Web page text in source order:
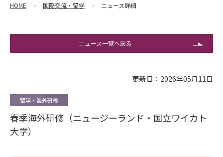
HOME 国際交流・留学 ニュース詳細
ニュース一覧へ戻る
更新日：2026年05月11日
留学・海外研修
春季海外研修（ニュージーランド・国立ワイカト
大学）